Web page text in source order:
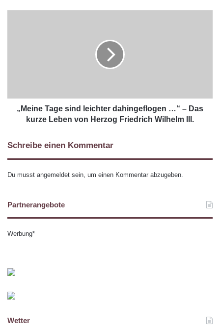
„Meine Tage sind leichter dahingeflogen …“ – Das
kurze Leben von Herzog Friedrich Wilhelm III.
Schreibe einen Kommentar
Du musst angemeldet sein, um einen Kommentar abzugeben.
Partnerangebote
Werbung*
Wetter